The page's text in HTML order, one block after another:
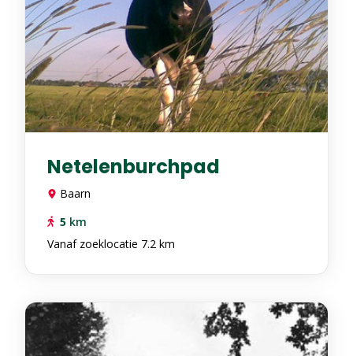
Netelenburchpad
Baarn
5 km
Vanaf zoeklocatie 7.2 km